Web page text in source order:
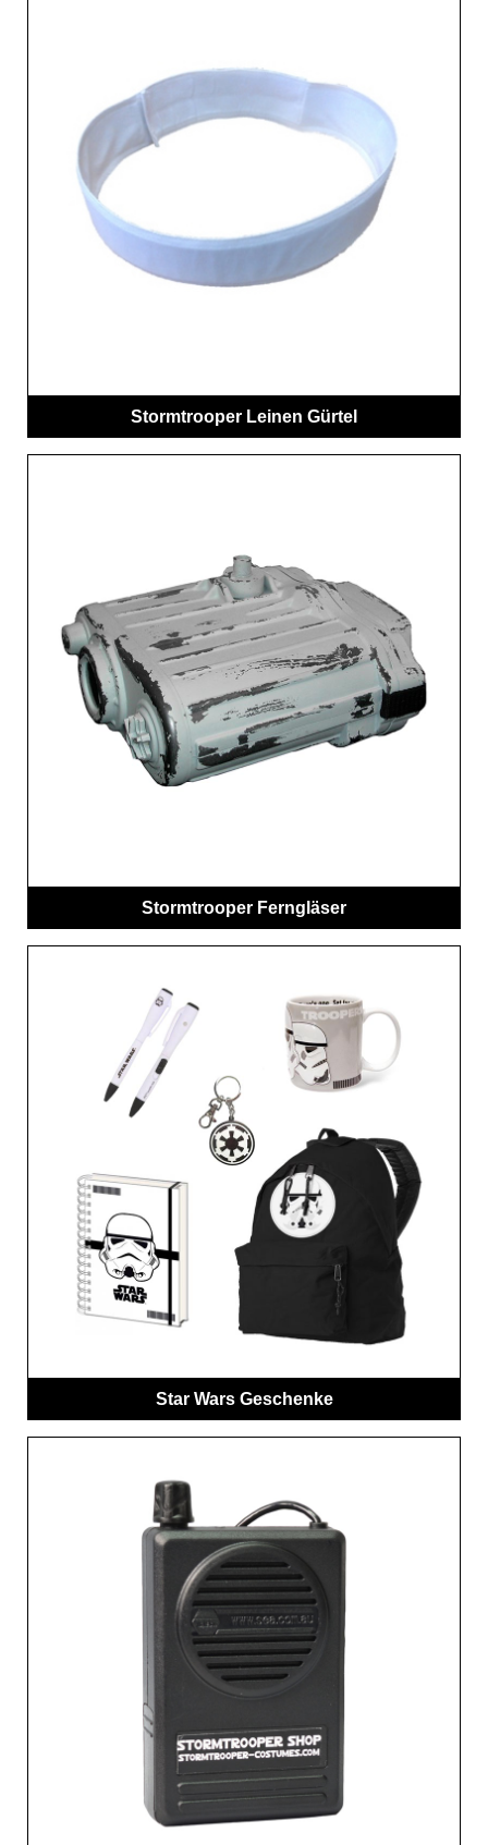
Stormtrooper Leinen Gürtel
Stormtrooper Ferngläser
Star Wars Geschenke